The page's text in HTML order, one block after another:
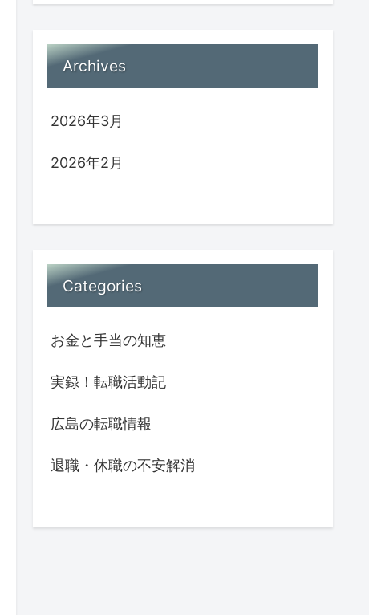
Archives
2026年3月
2026年2月
Categories
お金と手当の知恵
実録！転職活動記
広島の転職情報
退職・休職の不安解消